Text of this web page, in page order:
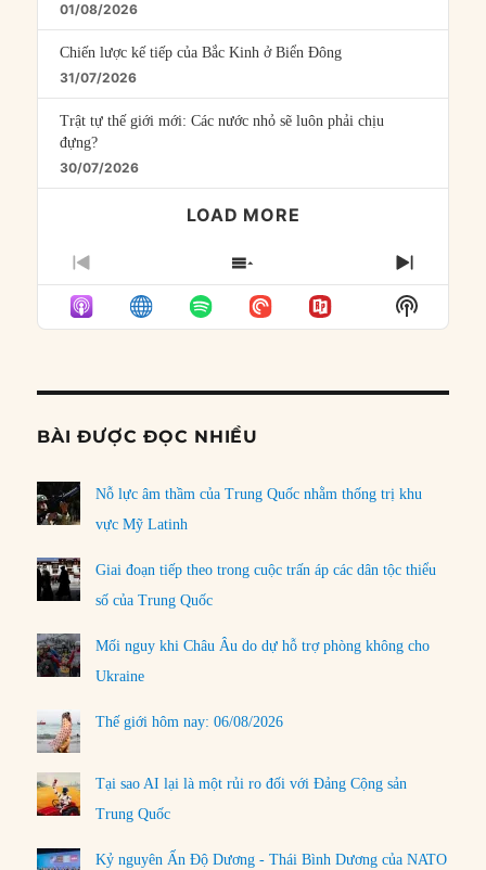
01/08/2026
Chiến lược kế tiếp của Bắc Kinh ở Biển Đông
31/07/2026
Trật tự thế giới mới: Các nước nhỏ sẽ luôn phải chịu
đựng?
30/07/2026
LOAD MORE
PREVIOUS
EPISODE
SHOW
EPISODES
LIST
NEXT
Show
Podcast
BÀI ĐƯỢC ĐỌC NHIỀU
Nỗ lực âm thầm của Trung Quốc nhằm thống trị khu
vực Mỹ Latinh
Giai đoạn tiếp theo trong cuộc trấn áp các dân tộc thiểu
số của Trung Quốc
Mối nguy khi Châu Âu do dự hỗ trợ phòng không cho
Ukraine
Thế giới hôm nay: 06/08/2026
Tại sao AI lại là một rủi ro đối với Đảng Cộng sản
Trung Quốc
Kỷ nguyên Ấn Độ Dương - Thái Bình Dương của NATO